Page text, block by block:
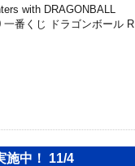
with DRAGONBALL
番くじ ドラゴンボール R
施中！ 11/4